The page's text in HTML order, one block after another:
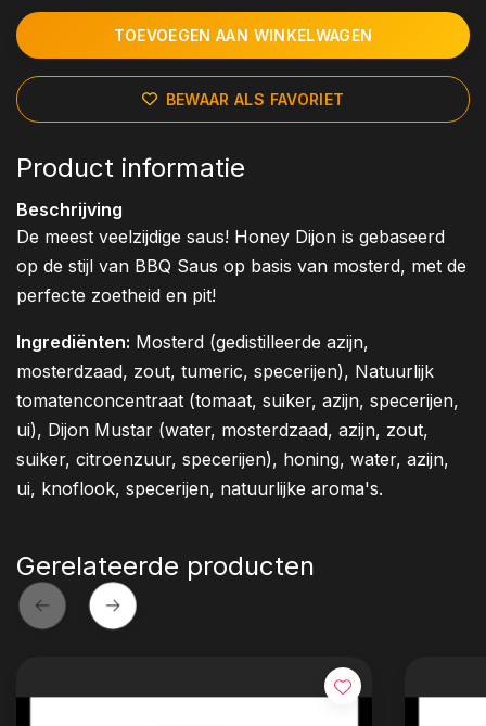
TOEVOEGEN AAN WINKELWAGEN
BEWAAR ALS FAVORIET
Product informatie
Beschrijving
De meest veelzijdige saus! Honey Dijon is gebaseerd
op de stijl van BBQ Saus op basis van mosterd, met de
perfecte zoetheid en pit!
Ingrediënten: Mosterd (gedistilleerde azijn,
mosterdzaad, zout, tumeric, specerijen), Natuurlijk
tomatenconcentraat (tomaat, suiker, azijn, specerijen,
ui), Dijon Mustar (water, mosterdzaad, azijn, zout,
suiker, citroenzuur, specerijen), honing, water, azijn,
ui, knoflook, specerijen, natuurlijke aroma's.
Gerelateerde producten